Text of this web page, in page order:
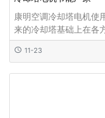
康明空调冷却塔电机
来的冷却塔基础上在各
来的风叶电机这样的一
11-23